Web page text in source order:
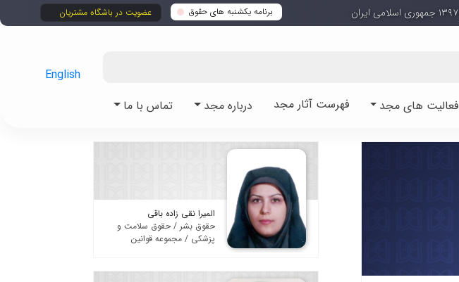
برنامه یکشنبه های حقوق عضویت در باشگاه مشتریان
فعالیت های مجد فهرست آثار مجد درباره مجد تماس با ما
English
المیرا نقی زاده باقی
حقوق بشر / حقوق سلامت و
پزشکی / مجموعه قوانین